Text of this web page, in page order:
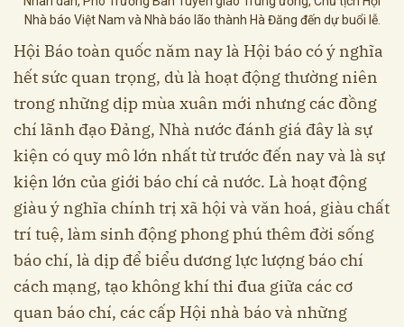
Nhà báo Việt Nam và Nhà báo lão thành Hà Đăng đến dự buổi lễ.
Hội Báo toàn quốc năm nay là Hội báo có ý nghĩa
hết sức quan trọng, dù là hoạt động thường niên
trong những dịp mùa xuân mới nhưng các đồng
chí lãnh đạo Đảng, Nhà nước đánh giá đây là sự
kiện có quy mô lớn nhất từ trước đến nay và là sự
kiện lớn của giới báo chí cả nước. Là hoạt động
giàu ý nghĩa chính trị xã hội và văn hoá, giàu chất
trí tuệ, làm sinh động phong phú thêm đời sống
báo chí, là dịp để biểu dương lực lượng báo chí
cách mạng, tạo không khí thi đua giữa các cơ
quan báo chí, các cấp Hội nhà báo và những